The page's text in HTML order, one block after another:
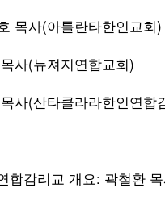
목사(아틀란타한인교회)
사(뉴져지연합교회)
사(산타클라라한인연
합감리교 개요: 곽철환